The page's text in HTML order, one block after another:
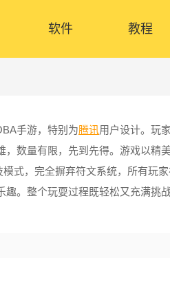
软件 教程
手游，特别为腾讯用户设计。玩
数量有限，先到先得。游戏以精
式，完全摒弃符文系统，所有玩家
。整个玩耍过程既轻松又充满挑